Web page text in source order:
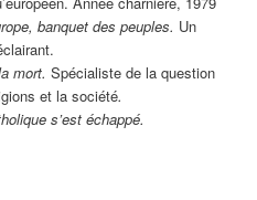
banquet des peuples. Un
mort. Spécialiste de la question
et la société.
s’est échappé.